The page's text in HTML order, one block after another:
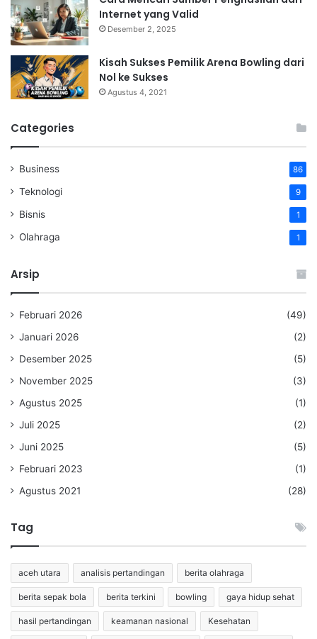
Internet yang Valid
Desember 2, 2025
Kisah Sukses Pemilik Arena Bowling dari
Nol ke Sukses
Agustus 4, 2021
Categories
Business 86
Teknologi 9
Bisnis 1
Olahraga 1
Arsip
Februari 2026
(49)
Januari 2026
(2)
Desember 2025
(5)
November 2025
(3)
Agustus 2025
(1)
Juli 2025
(2)
Juni 2025
(5)
Februari 2023
(1)
Agustus 2021
(28)
Tag
aceh utara analisis pertandingan berita olahraga
berita sepak bola berita terkini bowling gaya hidup sehat
hasil pertandingan keamanan nasional Kesehatan